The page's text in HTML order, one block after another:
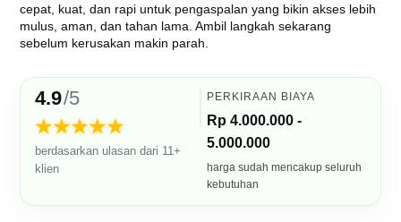
cepat, kuat, dan rapi untuk pengaspalan yang bikin akses lebih
mulus, aman, dan tahan lama. Ambil langkah sekarang
sebelum kerusakan makin parah.
4.9/5
★★★★★
berdasarkan ulasan dari 11+
klien
PERKIRAAN BIAYA
Rp 4.000.000 -
5.000.000
harga sudah mencakup seluruh
kebutuhan